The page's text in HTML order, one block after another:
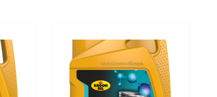
options
may
be
chosen
on